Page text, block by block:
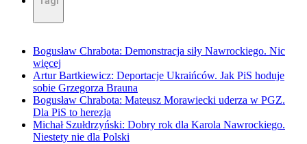
Bogusław Chrabota: Demonstracja siły Nawrockiego. Nic
więcej
Artur Bartkiewicz: Deportacje Ukraińców. Jak PiS hoduje
sobie Grzegorza Brauna
Bogusław Chrabota: Mateusz Morawiecki uderza w PGZ.
Dla PiS to herezja
Michał Szułdrzyński: Dobry rok dla Karola Nawrockiego.
Niestety nie dla Polski